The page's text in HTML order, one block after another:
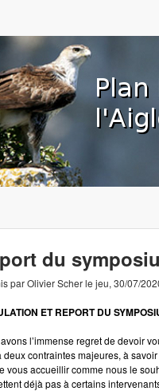
du
parOlivier Scherle jeu, 30/07/
ET REPORT DU
l’immense regret de devoir
deux contraintes majeures, à
vous accueillir comme nous le
déjà pas à certains